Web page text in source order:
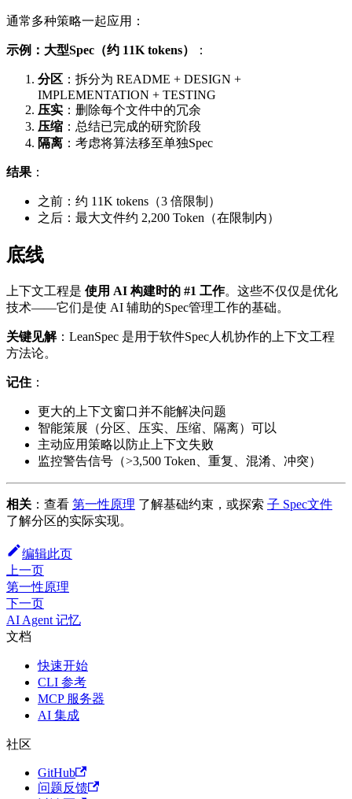
通常多种策略一起应用：
示例：大型Spec（约 11K tokens） ：
分区 ：拆分为 README + DESIGN +
IMPLEMENTATION + TESTING
压实 ：删除每个文件中的冗余
压缩 ：总结已完成的研究阶段
隔离 ：考虑将算法移至单独Spec
结果 ：
之前：约 11K tokens（3 倍限制）
之后：最大文件约 2,200 Token（在限制内）
底线
上下文工程是 使用 AI 构建时的 #1 工作。这些不仅仅是优化
技术——它们是使 AI 辅助的Spec管理工作的基础。
关键见解：LeanSpec 是用于软件Spec人机协作的上下文工程
方法论。
记住 ：
更大的上下文窗口并不能解决问题
智能策展（分区、压实、压缩、隔离）可以
主动应用策略以防止上下文失败
监控警告信号（>3,500 Token、重复、混淆、冲突）
相关 ：查看 第一性原理 了解基础约束，或探索 子 Spec文件
了解分区的实际实现。
编辑此页
上一页
第一性原理
下一页
AI Agent 记忆
文档
快速开始
CLI 参考
MCP 服务器
AI 集成
社区
GitHub
问题反馈